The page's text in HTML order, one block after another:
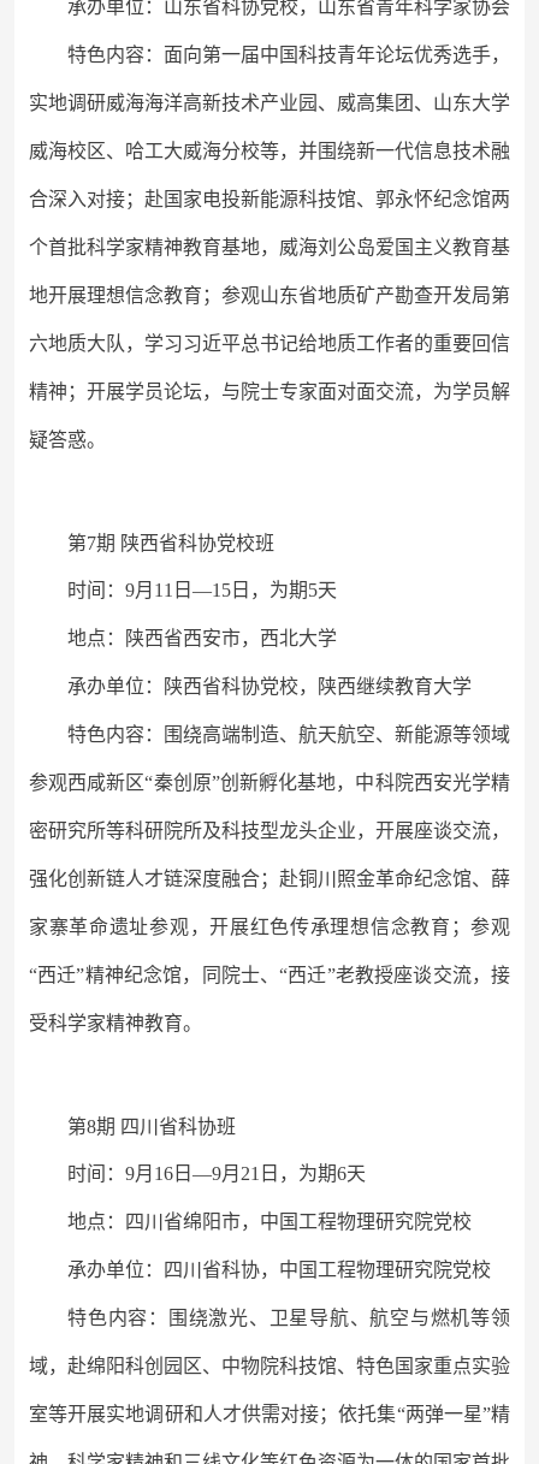
承办单位：山东省科协党校，山东省青年科学家协会
特色内容：面向第一届中国科技青年论坛优秀选手，
实地调研威海海洋高新技术产业园、威高集团、山东大学
威海校区、哈工大威海分校等，并围绕新一代信息技术融
合深入对接；赴国家电投新能源科技馆、郭永怀纪念馆两
个首批科学家精神教育基地，威海刘公岛爱国主义教育基
地开展理想信念教育；参观山东省地质矿产勘查开发局第
六地质大队，学习习近平总书记给地质工作者的重要回信
精神 ；开展学员论坛，与院士专家面对面交流，为学员解
疑答惑。
第7期 陕西省科协党校班
时间： 9月11日 —15日，为期5天
地点：陕西省西安市，西北大学
承办单位：陕西省科协党校，陕西继续教育大学
特色内容：围绕高端制造、航天航空、新能源等领域
参观西咸新区“秦创原”创新孵化基地，中科院西安光学精
密研究所等科研院所及科技型龙头企业，开展座谈交流，
强化创新链人才链深度融合；赴铜川照金革命纪念馆、薛
家寨革命遗址参观，开展红色传承理想信念教育；参观
“西迁”精神纪念馆，同院士、“西迁”老教授座谈交流，接
受科学家精神教育。
第8期 四川省科协班
时间： 9月16日—9月21日，为期6天
地点：四川省绵阳市，中国工程物理研究院党校
承办单位：四川省科协，中国工程物理研究院党校
特色内容：围绕激光、卫星导航、航空与燃机等领
域，赴绵阳科创园区、中物院科技馆、特色国家重点实验
室等开展实地调研和人才供需对接；依托集“两弹一星”精